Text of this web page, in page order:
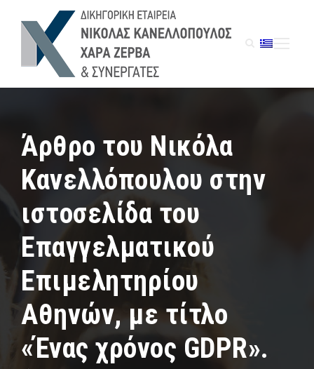
Άρθρο του Νικόλα
Κανελλόπουλου στην
ιστοσελίδα του
Επαγγελματικού
Επιμελητηρίου
Αθηνών, με τίτλο
«Ένας χρόνος GDPR».